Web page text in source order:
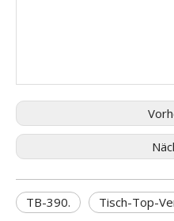
TB-390. Tisch-Top-